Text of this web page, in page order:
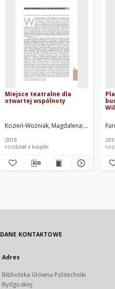
Miejsce teatralne dla
otwartej wspólnoty
Kozień-Woźniak, Magdalena
2018
rozdział z książki
DANE KONTAKTOWE
Adres
Biblioteka Główna Politechniki
Bydgoskiej